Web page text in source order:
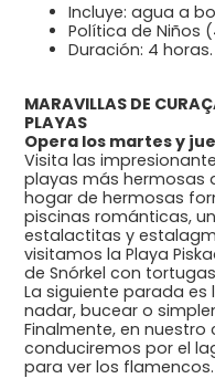
Incluye: agua a
Política de Niños
Duración: 4
MARAVILLAS DE
PLAYAS
Opera los martes y
Visita las
playas más hermosas
hogar de hermosas
piscinas románticas,
estalactitas y
visitamos la Playa
de Snórkel con
La siguiente parada es
nadar, bucear o
Finalmente, en
conduciremos por el
para ver los flamencos.